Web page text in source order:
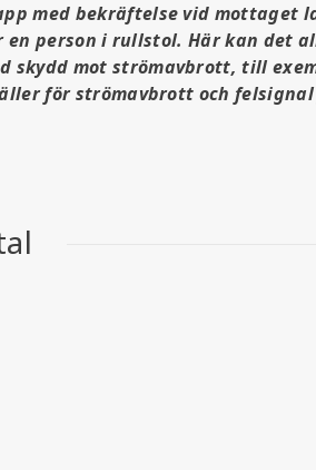
med bekräftelse vid mottaget
person i rullstol. Här kan det
skydd mot strömavbrott, till
för strömavbrott och